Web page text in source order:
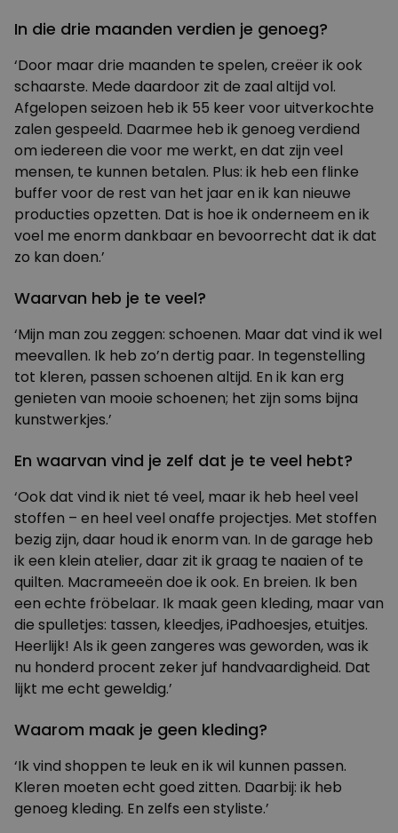
In die drie maanden verdien je genoeg?
‘Door maar drie maanden te spelen, creëer ik ook
schaarste. Mede daardoor zit de zaal altijd vol.
Afgelopen seizoen heb ik 55 keer voor uitverkochte
zalen gespeeld. Daarmee heb ik genoeg verdiend
om iedereen die voor me werkt, en dat zijn veel
mensen, te kunnen betalen. Plus: ik heb een flinke
buffer voor de rest van het jaar en ik kan nieuwe
producties opzetten. Dat is hoe ik onderneem en ik
voel me enorm dankbaar en bevoorrecht dat ik dat
zo kan doen.’
Waarvan heb je te veel?
‘Mijn man zou zeggen: schoenen. Maar dat vind ik wel
meevallen. Ik heb zo’n dertig paar. In tegenstelling
tot kleren, passen schoenen altijd. En ik kan erg
genieten van mooie schoenen; het zijn soms bijna
kunstwerkjes.’
En waarvan vind je zelf dat je te veel hebt?
‘Ook dat vind ik niet té veel, maar ik heb heel veel
stoffen – en heel veel onaffe projectjes. Met stoffen
bezig zijn, daar houd ik enorm van. In de garage heb
ik een klein atelier, daar zit ik graag te naaien of te
quilten. Macrameeën doe ik ook. En breien. Ik ben
een echte fröbelaar. Ik maak geen kleding, maar van
die spulletjes: tassen, kleedjes, iPadhoesjes, etuitjes.
Heerlijk! Als ik geen zangeres was geworden, was ik
nu honderd procent zeker juf handvaardigheid. Dat
lijkt me echt geweldig.’
Waarom maak je geen kleding?
‘Ik vind shoppen te leuk en ik wil kunnen passen.
Kleren moeten echt goed zitten. Daarbij: ik heb
genoeg kleding. En zelfs een styliste.’